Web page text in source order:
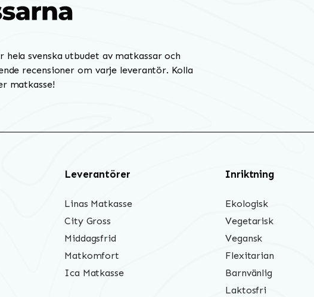
hela svenska utbudet av matkassar och
recensioner om varje leverantör. Kolla
matkasse!
Leverantörer
Linas Matkasse
City Gross
Middagsfrid
Matkomfort
Ica Matkasse
Inriktning
Ekologisk
Vegetarisk
Vegansk
Flexitarian
Barnvänlig
Laktosfri